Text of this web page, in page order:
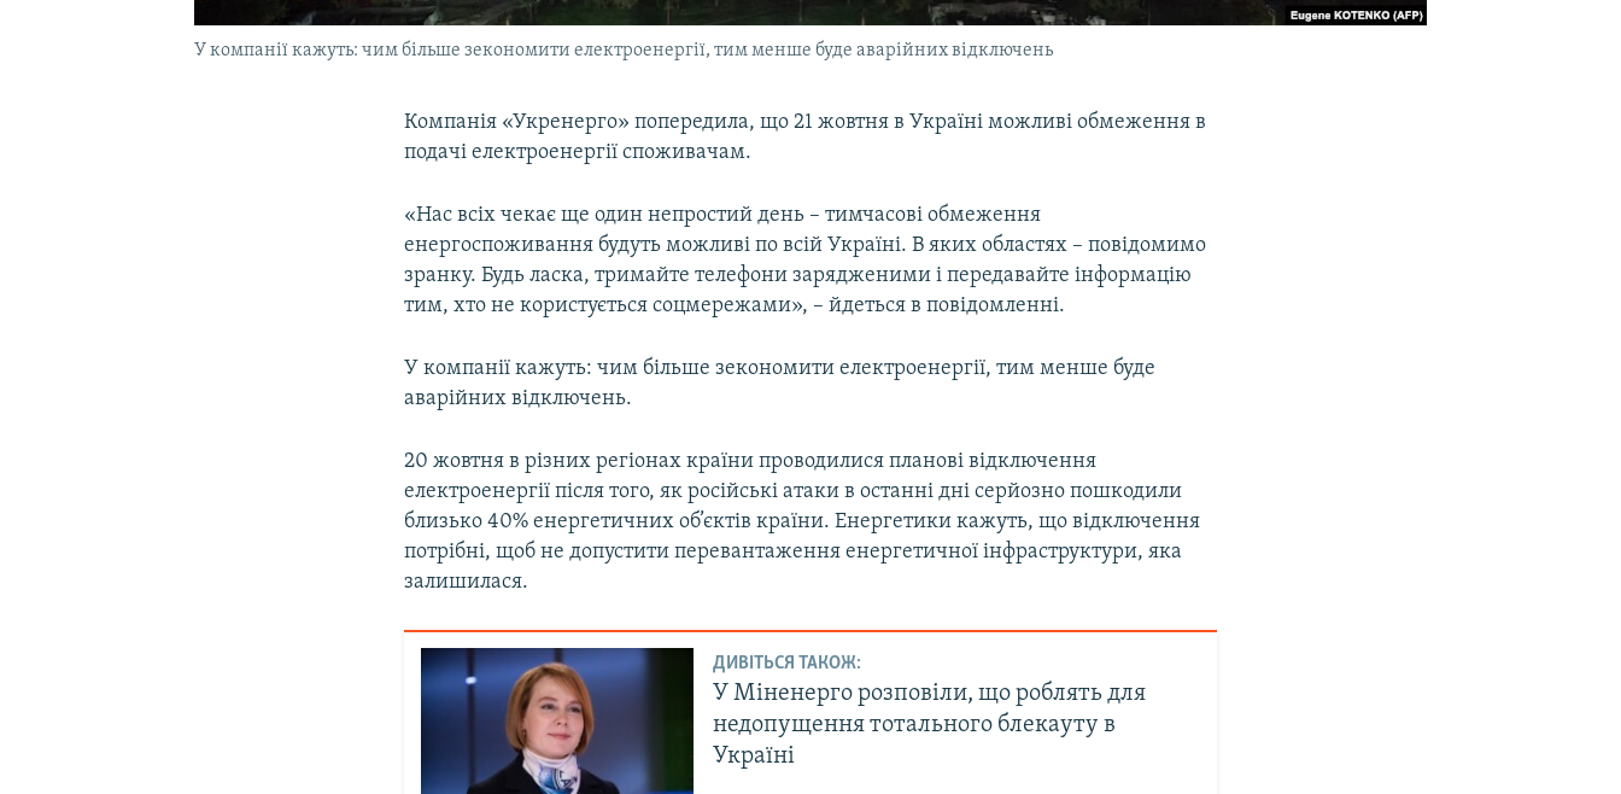
У компанії кажуть: чим більше зекономити електроенергії, тим менше буде аварійних відключень
Компанія «Укренерго» попередила, що 21 жовтня в Україні можливі обмеження в
подачі електроенергії споживачам.
«Нас всіх чекає ще один непростий день – тимчасові обмеження
енергоспоживання будуть можливі по всій Україні. В яких областях – повідомимо
зранку. Будь ласка, тримайте телефони зарядженими і передавайте інформацію
тим, хто не користується соцмережами», – йдеться в повідомленні.
У компанії кажуть: чим більше зекономити електроенергії, тим менше буде
аварійних відключень.
20 жовтня в різних регіонах країни проводилися планові відключення
електроенергії після того, як російські атаки в останні дні серйозно пошкодили
близько 40% енергетичних об’єктів країни. Енергетики кажуть, що відключення
потрібні, щоб не допустити перевантаження енергетичної інфраструктури, яка
залишилася.
ДИВІТЬСЯ ТАКОЖ:
У Міненерго розповіли, що роблять для
недопущення тотального блекауту в
Україні